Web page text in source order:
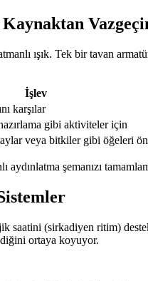
Kaynaktan
ışık. Tek bir tavan
İşlev
karşılar
gibi aktiviteler için
veya bitkiler gibi öğeleri
aydınlatma şemanızı
(sirkadiyen ritim)
ortaya koyuyor.